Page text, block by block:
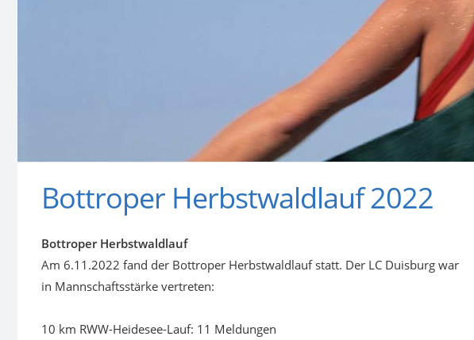
Bottroper Herbstwaldlauf 2022
Bottroper Herbstwaldlauf
Am 6.11.2022 fand der Bottroper Herbstwaldlauf statt. Der LC Duisburg war
in Mannschaftsstärke vertreten:
10 km RWW-Heidesee-Lauf: 11 Meldungen